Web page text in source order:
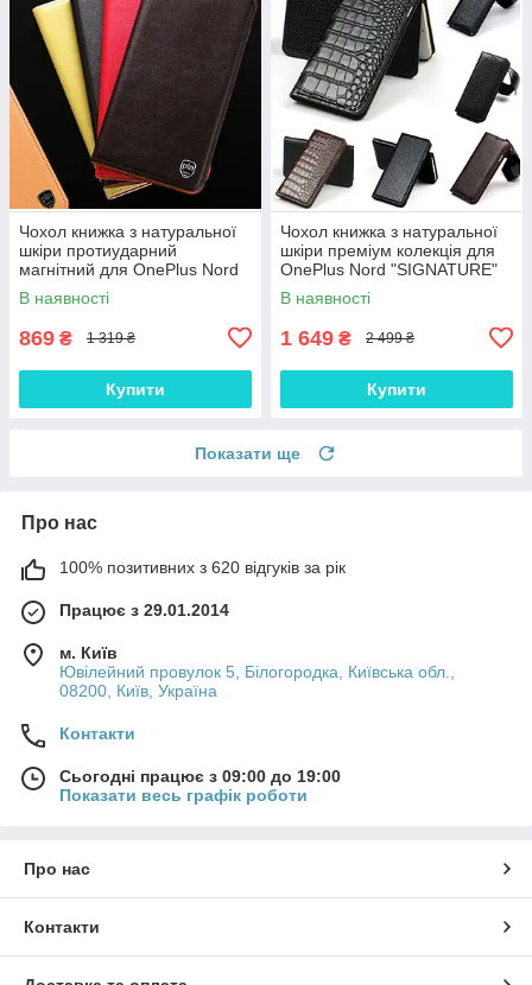
Чохол книжка з натуральної
шкіри протиударний
магнітний для OnePlus Nord
"CLASIC"
В наявності
869 ₴ 1 319 ₴
Купити
Чохол книжка з натуральної
шкіри преміум колекція для
OnePlus Nord "SIGNATURE"
В наявності
1 649 ₴ 2 499 ₴
Купити
Показати ще
Про нас
100% позитивних з 620 відгуків за рік
Працює з 29.01.2014
м. Київ
Ювілейний провулок 5, Білогородка, Київська обл.,
08200, Київ, Україна
Контакти
Сьогодні працює з 09:00 до 19:00
Показати весь графік роботи
Про нас
Контакти